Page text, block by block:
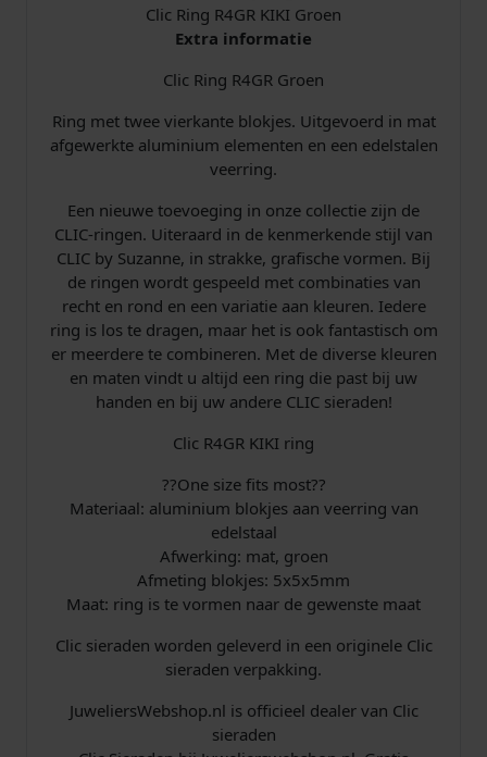
t
Clic Ring R4GR KIKI Groen
Extra informatie
Clic Ring R4GR Groen
Ring met twee vierkante blokjes. Uitgevoerd in mat
afgewerkte aluminium elementen en een edelstalen
veerring.
Een nieuwe toevoeging in onze collectie zijn de
CLIC-ringen. Uiteraard in de kenmerkende stijl van
CLIC by Suzanne, in strakke, grafische vormen. Bij
de ringen wordt gespeeld met combinaties van
recht en rond en een variatie aan kleuren. Iedere
ring is los te dragen, maar het is ook fantastisch om
er meerdere te combineren. Met de diverse kleuren
en maten vindt u altijd een ring die past bij uw
handen en bij uw andere CLIC sieraden!
Clic R4GR KIKI ring
??One size fits most??
Materiaal: aluminium blokjes aan veerring van
edelstaal
Afwerking: mat, groen
Afmeting blokjes: 5x5x5mm
Maat: ring is te vormen naar de gewenste maat
Clic sieraden worden geleverd in een originele Clic
sieraden verpakking.
JuweliersWebshop.nl is officieel dealer van Clic
sieraden